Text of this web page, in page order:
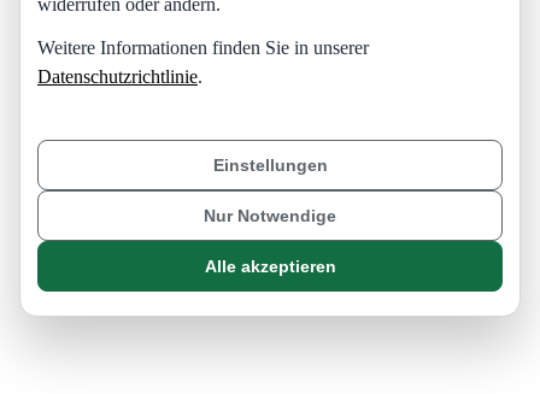
Weitere Informationen finden Sie in unserer
Datenschutzrichtlinie.
Einstellungen
Nur Notwendige
Alle akzeptieren